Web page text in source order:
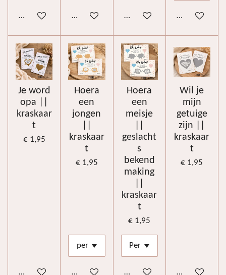
In winkelwagenIn winkelwagenIn winkelwagenIn
Je word
opa ||
kraskaar
t
€ 1,95
In winkelwagen
Hoera
een
jongen
kraskaar
t
€ 1,95
In winkelwagen
Hoera
een
meisje
geslacht
s
bekend
making
kraskaar
t
€ 1,95
In winkelwagen
Wil je
mijn
getuige
zijn ||
kraskaar
t
€ 1,95
Bekijk details